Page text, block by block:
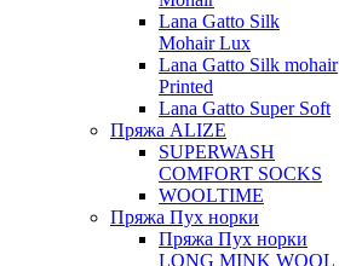
Lana Gatto Silk
Mohair Lux
Lana Gatto Silk mohair
Printed
Lana Gatto Super Soft
Пряжа ALIZE
SUPERWASH
COMFORT SOCKS
WOOLTIME
Пряжа Пух норки
Пряжа Пух норки
LONG MINK WOOL